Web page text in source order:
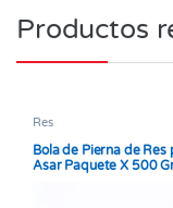
Productos
Res
Bola de Pierna de Res
Asar Paquete X 500